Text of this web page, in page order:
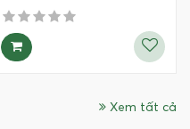
Xem tất cả